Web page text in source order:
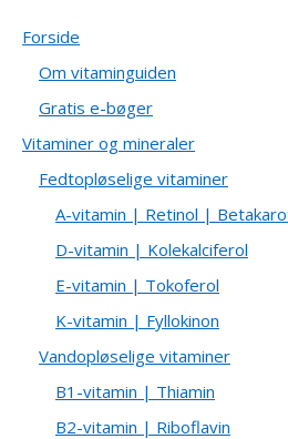
Forside
Om vitaminguiden
Gratis e-bøger
Vitaminer og mineraler
Fedtopløselige vitaminer
A-vitamin | Retinol |
D-vitamin | Kolekalciferol
E-vitamin | Tokoferol
K-vitamin | Fyllokinon
Vandopløselige vitaminer
B1-vitamin | Thiamin
B2-vitamin | Riboflavin